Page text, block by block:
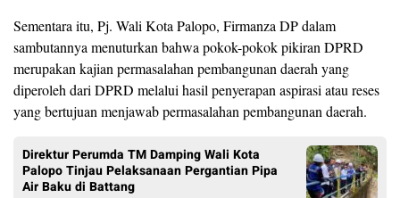
Sementara itu, Pj. Wali Kota Palopo, Firmanza DP dalam
sambutannya menuturkan bahwa pokok-pokok pikiran DPRD
merupakan kajian permasalahan pembangunan daerah yang
diperoleh dari DPRD melalui hasil penyerapan aspirasi atau reses
yang bertujuan menjawab permasalahan pembangunan daerah.
Direktur Perumda TM Damping Wali Kota
Palopo Tinjau Pelaksanaan Pergantian Pipa
Air Baku di Battang